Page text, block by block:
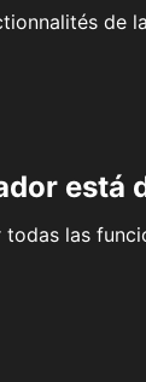
de
está
las